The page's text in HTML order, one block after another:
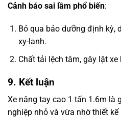
Cảnh báo sai lầm phổ biến:
Bỏ qua bảo dưỡng định kỳ,
xy-lanh.
Chất tải lệch tâm, gây lật
9. Kết luận
Xe nâng tay cao 1 tấn 1.6m là
nghiệp nhỏ và vừa nhờ thiết